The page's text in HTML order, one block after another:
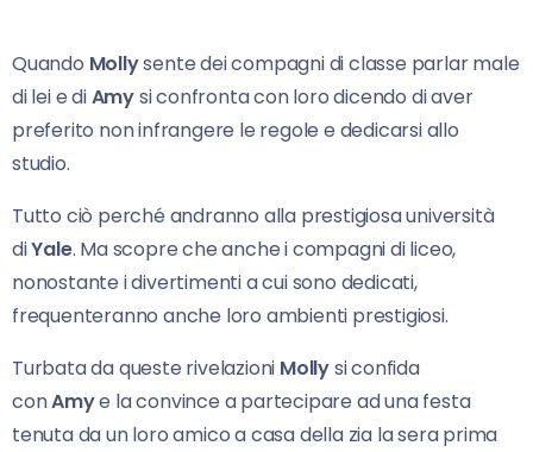
Quando Mollysente dei compagni di classe parlar male
di lei e diAmysi confronta con loro dicendo di aver
preferito non infrangere le regole e dedicarsi allo
studio.
Tutto ciò perché andranno alla prestigiosa università
diYale. Ma scopre che anche i compagni di liceo,
nonostante i divertimenti a cui sono dedicati,
frequenteranno anche loro ambienti prestigiosi.
Turbata da queste rivelazioni Mollysi confida
conAmye la convince a partecipare ad una festa
tenuta da un loro amico a casa della zia la sera prima